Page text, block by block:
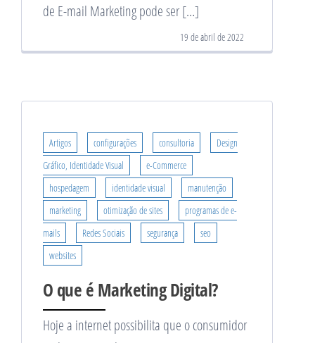
de E-mail Marketing pode ser […]
19 de abril de 2022
Artigos configurações consultoria
Design
Gráfico, Identidade Visual
e-Commerce
hospedagem
identidade visual
manutenção
marketing
otimização de sites
programas de e-
mails
Redes Sociais segurança
seo
websites
O que é Marketing Digital?
Hoje a internet possibilita que o consumidor